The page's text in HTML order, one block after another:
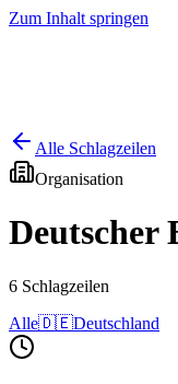
Zum Inhalt springen
Alle Schlagzeilen
Organisation
Deutscher
6 Schlagzeilen
Alle🇩🇪Deutschland